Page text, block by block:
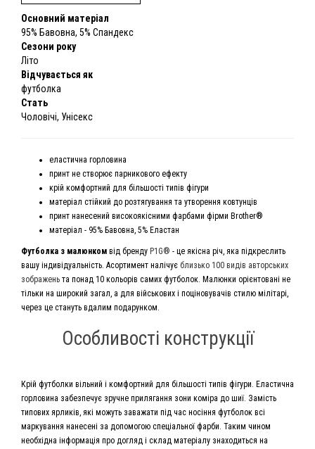
Основний матеріал
95% Бавовна, 5% Спандекс
Сезони року
Літо
Відчувається як
футболка
Стать
Чоловічі, Унісекс
еластична горловина
принт не створює парникового ефекту
крій комфортний для більшості типів фігури
матеріал стійкий до розтягування та утворення ковтунців
принт нанесений високоякісними фарбами фірми Brother®
матеріал - 95% Бавовна, 5% Еластан
Футболка з малюнком від бренду P1G® - це якісна річ, яка підкреслить
вашу індивідуальність. Асортимент налічує близько 100 видів авторських
зображень та понад 10 кольорів самих футболок. Малюнки орієнтовані не
тільки на широкий загал, а для військових і поціновувачів стилю мілітарі,
через це стануть вдалим подарунком.
Особливості конструкції
Крій футболки вільний і комфортний для більшості типів фігури. Еластична
горловина забезпечує зручне прилягання зони коміра до шиї. Замість
типових ярликів, які можуть заважати під час носіння футболок всі
маркування нанесені за допомогою спеціальної фарби. Таким чином
необхідна інформація про догляд і склад матеріалу знаходиться на